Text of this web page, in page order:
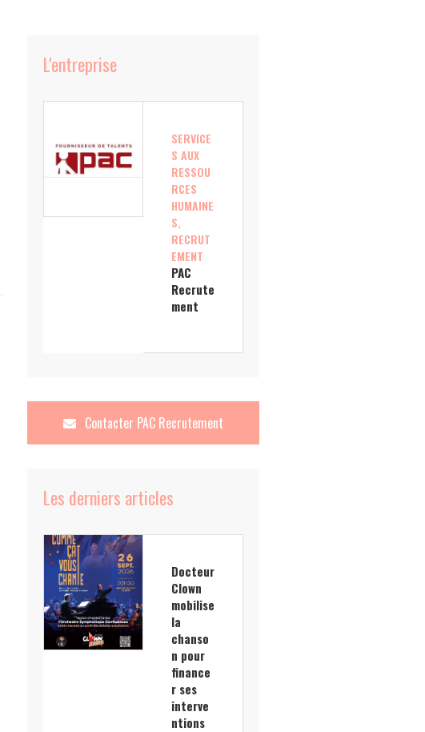
L'entreprise
SERVICE
S AUX
RESSOU
RCES
HUMAINE
S,
RECRUT
EMENT
PAC
Recrute
ment
Contacter PAC Recrutement
Les derniers articles
Docteur
Clown
mobilise
la
chanso
n pour
finance
r ses
interve
ntions